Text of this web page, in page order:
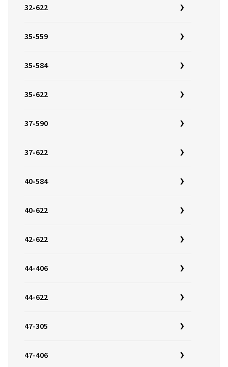
32-622
35-559
35-584
35-622
37-590
37-622
40-584
40-622
42-622
44-406
44-622
47-305
47-406